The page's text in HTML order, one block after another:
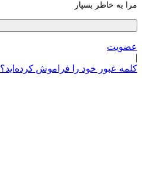
مرا به خاطر بسپار
عضویت
|
کلمه عبور خود را فراموش کرده‌اید؟